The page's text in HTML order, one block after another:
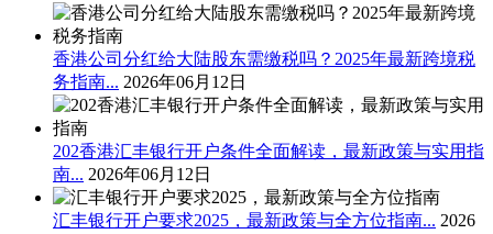
香港公司分红给大陆股东需缴税吗？2025年最新跨境税
务指南... 2026年06月12日
202香港汇丰银行开户条件全面解读，最新政策与实用指
南... 2026年06月12日
汇丰银行开户要求2025，最新政策与全方位指南... 2026